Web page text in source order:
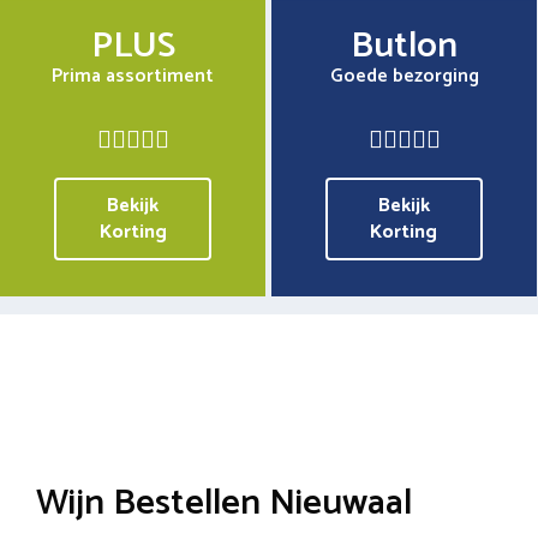
PLUS
Prima assortiment
Bekijk
Korting
Butlon
Goede bezorging
Bekijk
Korting
Wijn Bestellen Nieuwaal